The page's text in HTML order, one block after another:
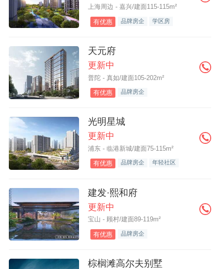
上海周边 - 嘉兴/建面115-115m²
有优惠 品牌房企 学区房
天元府
更新中
普陀 - 真如/建面105-202m²
有优惠 品牌房企
光明星城
更新中
浦东 - 临港新城/建面75-115m²
有优惠 品牌房企 年轻社区
建发·熙和府
更新中
宝山 - 顾村/建面89-119m²
有优惠 品牌房企
棕榈滩高尔夫别墅